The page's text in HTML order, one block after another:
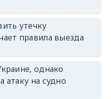
утечку
правила выезда
однако
атаку на судно